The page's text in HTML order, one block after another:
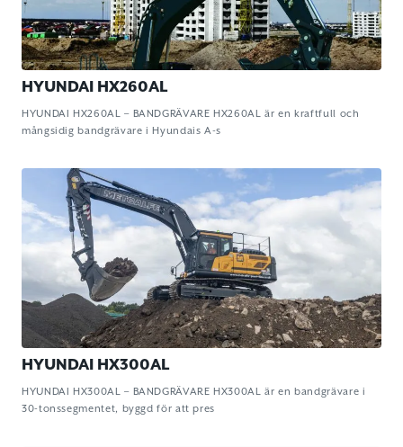
HYUNDAI HX260AL
HYUNDAI HX260AL – BANDGRÄVARE HX260AL är en kraftfull och
mångsidig bandgrävare i Hyundais A-s
HYUNDAI HX300AL
HYUNDAI HX300AL – BANDGRÄVARE HX300AL är en bandgrävare i
30-tonssegmentet, byggd för att pres